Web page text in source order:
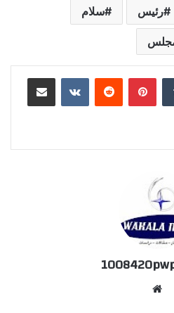
رئيس سلام
بينتيريست